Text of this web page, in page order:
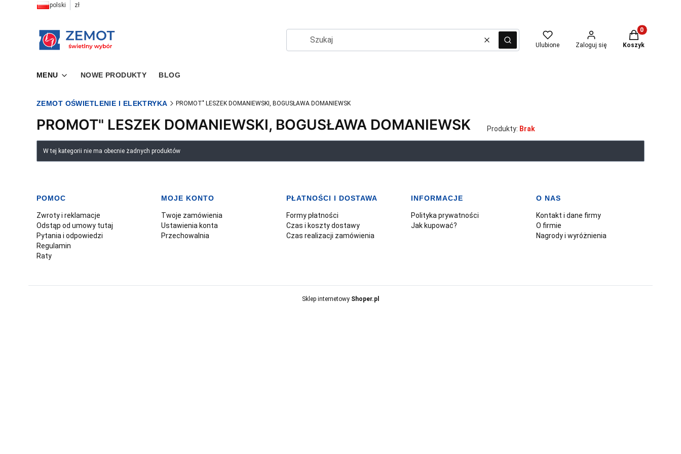
polski zł
WyczyśćSzukaj Ulubione Zaloguj się
Produkty w
Koszyk
MENU NOWE PRODUKTY BLOG
ZEMOT OŚWIETLENIE I ELEKTRYKA PROMOT" LESZEK DOMANIEWSKI, BOGUSŁAWA DOMANIEWSK
PROMOT" LESZEK DOMANIEWSKI, BOGUSŁAWA DOMANIEWSK Produkty: Brak
Lista produktów
W tej kategorii nie ma obecnie żadnych produktów
Linki w stopce
POMOC
Zwroty i reklamacje
Odstąp od umowy tutaj
Pytania i odpowiedzi
Regulamin
Raty
MOJE KONTO
Twoje zamówienia
Ustawienia konta
Przechowalnia
PŁATNOŚCI I DOSTAWA
Formy płatności
Czas i koszty dostawy
Czas realizacji zamówienia
INFORMACJE
Polityka prywatności
Jak kupować?
O NAS
Kontakt i dane firmy
O firmie
Nagrody i wyróżnienia
Sklep internetowy Shoper.pl